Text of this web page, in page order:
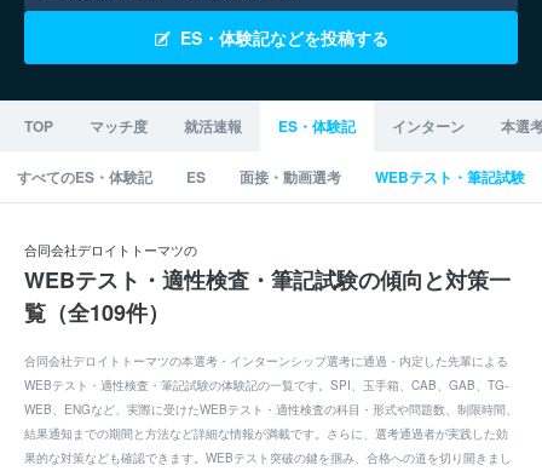
ES・体験記などを投稿する
TOP マッチ度 就活速報 ES・体験記 インターン 本選
すべてのES・体験記 ES 面接・動画選考 WEBテスト・筆記試験
合同会社デロイトトーマツの
WEBテスト・適性検査・筆記試験の傾向と対策一
覧（全109件）
合同会社デロイトトーマツの本選考・インターンシップ選考に通過・内定した先輩による
WEBテスト・適性検査・筆記試験の体験記の一覧です。SPI、玉手箱、CAB、GAB、TG-
WEB、ENGなど、実際に受けたWEBテスト・適性検査の科目・形式や問題数、制限時間、
結果通知までの期間と方法など詳細な情報が満載です。さらに、選考通過者が実践した効
果的な対策なども確認できます。WEBテスト突破の鍵を掴み、合格への道を切り開きまし